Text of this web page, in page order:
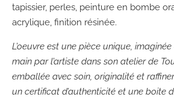
tapissier, perles, peinture en bombe
acrylique, finition résinée.
L’oeuvre est une pièce unique,
main par l’artiste dans son atelier de
emballée avec soin, originalité et
un certificat d’authenticité et une boite